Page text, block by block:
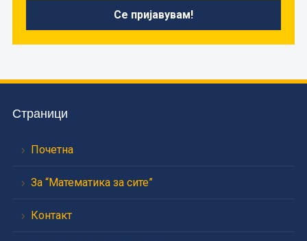
Страници
Почетна
За “Математика за сите”
Контакт